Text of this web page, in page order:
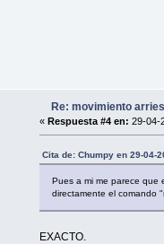
Re: movimiento
«Respuesta #4 en: 29-04-
Cita de: Chumpy en 29-04-
Pues a mi me parece que
directamente el comando
EXACTO.